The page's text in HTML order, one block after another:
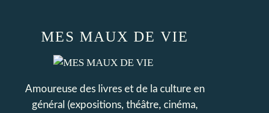
MES MAUX DE VIE
Amoureuse des livres et de la culture en
général (expositions, théâtre, cinéma,